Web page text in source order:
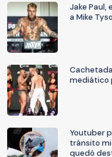
Jake Paul,
a Mike
mediático
Youtuber
tránsito
quedó